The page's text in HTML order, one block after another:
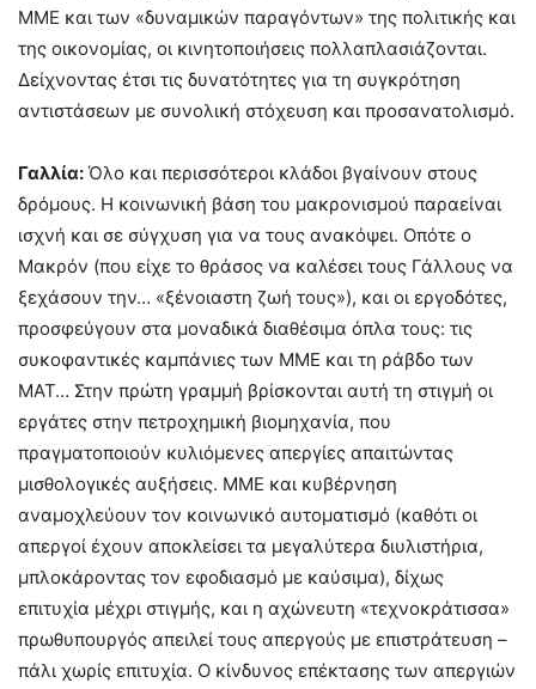
ΜΜΕ και των «δυναμικών παραγόντων» της πολιτικής και
της οικονομίας, οι κινητοποιήσεις πολλαπλασιάζονται.
Δείχνοντας έτσι τις δυνατότητες για τη συγκρότηση
αντιστάσεων με συνολική στόχευση και προσανατολισμό.
Γαλλία: Όλο και περισσότεροι κλάδοι βγαίνουν στους
δρόμους. Η κοινωνική βάση του μακρονισμού παραείναι
ισχνή και σε σύγχυση για να τους ανακόψει. Οπότε ο
Μακρόν (που είχε το θράσος να καλέσει τους Γάλλους να
ξεχάσουν την… «ξένοιαστη ζωή τους»), και οι εργοδότες,
προσφεύγουν στα μοναδικά διαθέσιμα όπλα τους: τις
συκοφαντικές καμπάνιες των ΜΜΕ και τη ράβδο των
ΜΑΤ… Στην πρώτη γραμμή βρίσκονται αυτή τη στιγμή οι
εργάτες στην πετροχημική βιομηχανία, που
πραγματοποιούν κυλιόμενες απεργίες απαιτώντας
μισθολογικές αυξήσεις. ΜΜΕ και κυβέρνηση
αναμοχλεύουν τον κοινωνικό αυτοματισμό (καθότι οι
απεργοί έχουν αποκλείσει τα μεγαλύτερα διυλιστήρια,
μπλοκάροντας τον εφοδιασμό με καύσιμα), δίχως
επιτυχία μέχρι στιγμής, και η αχώνευτη «τεχνοκράτισσα»
πρωθυπουργός απειλεί τους απεργούς με επιστράτευση –
πάλι χωρίς επιτυχία. Ο κίνδυνος επέκτασης των απεργιών